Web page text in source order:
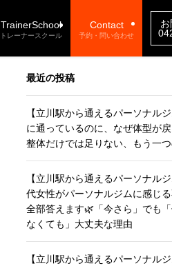
TrainerSchool
トレーナースクール
Contact
予約・問い合わせ
最近の投稿
【立川駅から通えるパーソナル
に通っているのに、なぜ体型が
整体だけでは足りない、もう一
【立川駅から通えるパーソナル
代女性がパーソナルジムに感じ
全部答えます🌿「今さら」でも
なくても」大丈夫な理由
【立川駅から通えるパーソナル